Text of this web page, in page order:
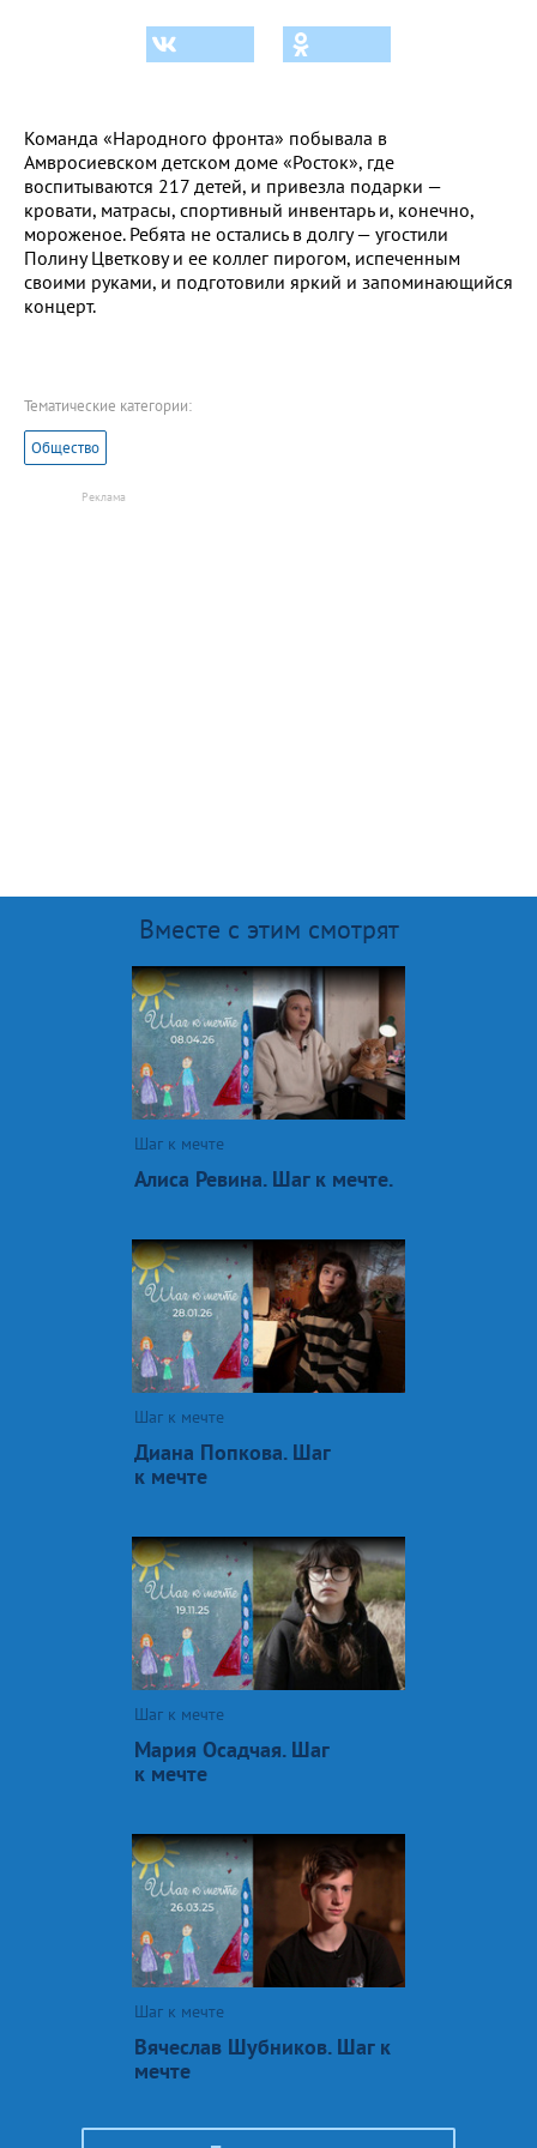
Команда «Народного фронта» побывала в
Амвросиевском детском доме «Росток», где
воспитываются 217 детей, и привезла подарки —
кровати, матрасы, спортивный инвентарь и, конечно,
мороженое. Ребята не остались в долгу — угостили
Полину Цветкову и ее коллег пирогом, испеченным
своими руками, и подготовили яркий и запоминающийся
концерт.
Тематические категории:
Общество
Вместе с этим смотрят
Шаг к мечте
Алиса Ревина. Шаг к мечте.
Шаг к мечте
Диана Попкова. Шаг
к мечте
Шаг к мечте
Мария Осадчая. Шаг
к мечте
Шаг к мечте
Вячеслав Шубников. Шаг к
мечте